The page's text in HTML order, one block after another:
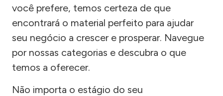
você prefere, temos certeza de que
encontrará o material perfeito para ajudar
seu negócio a crescer e prosperar. Navegue
por nossas categorias e descubra o que
temos a oferecer.
Não importa o estágio do seu